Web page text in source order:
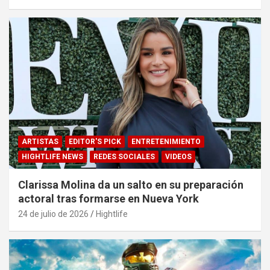
ARTISTAS EDITOR'S PICK
ENTRETENIMIENTO
HIGHTLIFE NEWS
REDES SOCIALES VIDEOS
Clarissa Molina da un salto en su preparación
actoral tras formarse en Nueva York
24 de julio de 2026 Hightlife